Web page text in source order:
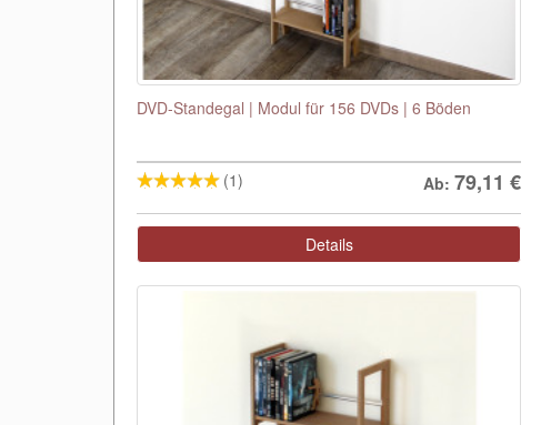
DVD-Standegal | Modul für 156 DVDs | 6 Böden
(1) Ab: 79,11 €
Details